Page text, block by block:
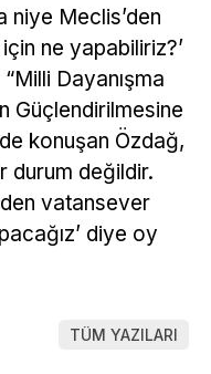
niye Meclis’den
ne yapabiliriz?’
Dayanışma
Güçlendirilmesine
konuşan Özdağ,
durum değildir.
vatansever
diye oy
TÜM YAZILARI